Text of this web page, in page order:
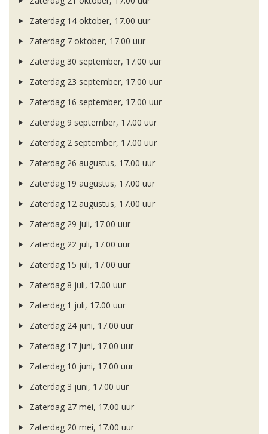
Zaterdag 14 oktober, 17.00 uur
Zaterdag 7 oktober, 17.00 uur
Zaterdag 30 september, 17.00 uur
Zaterdag 23 september, 17.00 uur
Zaterdag 16 september, 17.00 uur
Zaterdag 9 september, 17.00 uur
Zaterdag 2 september, 17.00 uur
Zaterdag 26 augustus, 17.00 uur
Zaterdag 19 augustus, 17.00 uur
Zaterdag 12 augustus, 17.00 uur
Zaterdag 29 juli, 17.00 uur
Zaterdag 22 juli, 17.00 uur
Zaterdag 15 juli, 17.00 uur
Zaterdag 8 juli, 17.00 uur
Zaterdag 1 juli, 17.00 uur
Zaterdag 24 juni, 17.00 uur
Zaterdag 17 juni, 17.00 uur
Zaterdag 10 juni, 17.00 uur
Zaterdag 3 juni, 17.00 uur
Zaterdag 27 mei, 17.00 uur
Zaterdag 20 mei, 17.00 uur